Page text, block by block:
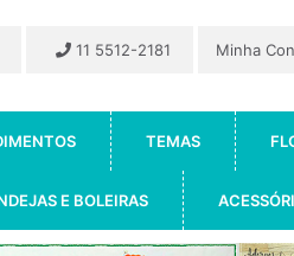
11 5512-2181 Minha
TEMAS
E BOLEIRAS